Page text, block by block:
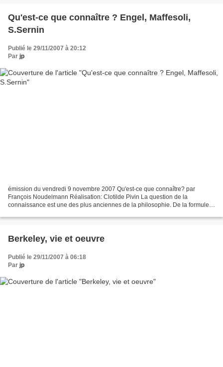
Qu'est-ce que connaître ? Engel, Maffesoli,
S.Sernin
Publié le 29/11/2007 à 20:12
Par jp
émission du vendredi 9 novembre 2007 Qu'est-ce que connaître? par
François Noudelmann Réalisation: Clotilde Pivin La question de la
connaissance est une des plus anciennes de la philosophie. De la formule
Berkeley, vie et oeuvre
Publié le 29/11/2007 à 06:18
Par jp